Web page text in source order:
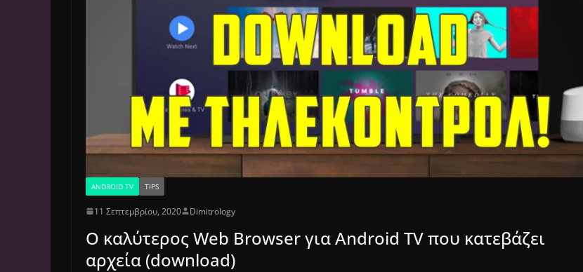
ANDROID TV TIPS
11 Σεπτεμβρίου, 2020 Dimitrology
Ο καλύτερος Web Browser για Android TV που κατεβάζει
αρχεία (download)